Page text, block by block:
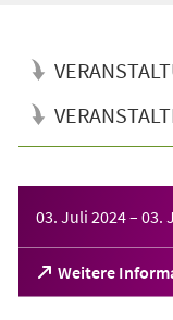
03. Juli 2024– 03.
Weitere
(Öffnet
in